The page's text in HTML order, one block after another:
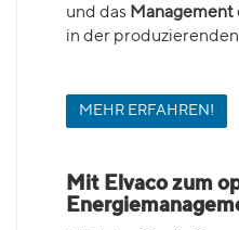
und das Management
in der
MEHR ERFAHREN!
Mit Elvaco zum